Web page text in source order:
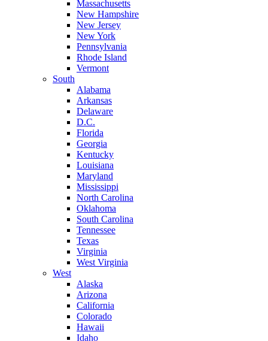
Massachusetts
New Hampshire
New Jersey
New York
Pennsylvania
Rhode Island
Vermont
South
Alabama
Arkansas
Delaware
D.C.
Florida
Georgia
Kentucky
Louisiana
Maryland
Mississippi
North Carolina
Oklahoma
South Carolina
Tennessee
Texas
Virginia
West Virginia
West
Alaska
Arizona
California
Colorado
Hawaii
Idaho